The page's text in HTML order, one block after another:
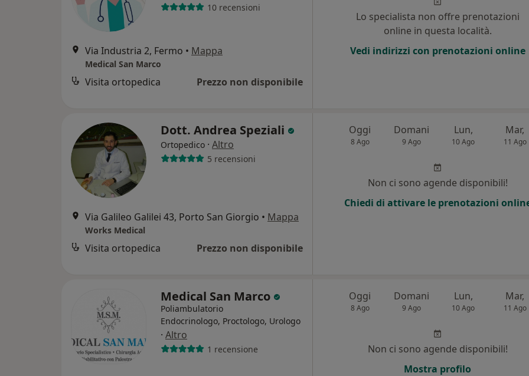
10 recensioni
Via Industria 2, Fermo • Mappa
Medical San Marco
Visita ortopedica Prezzo non disponibile
Lo specialista non offre prenotazioni
online in questa località.
Vedi indirizzi con prenotazioni online
Dott. Andrea Speziali
Ortopedico · Altro
5 recensioni
Via Galileo Galilei 43, Porto San Giorgio • Mappa
Works Medical
Visita ortopedica Prezzo non disponibile
Oggi
8 Ago
Domani
9 Ago
Lun,
10 Ago
Mar,
11 Ago
Non ci sono agende disponibili!
Chiedi di attivare le prenotazioni
Medical San Marco
Poliambulatorio
Endocrinologo, Proctologo, Urologo
· Altro
1 recensione
Oggi
8 Ago
Domani
9 Ago
Lun,
10 Ago
Mar,
11 Ago
Non ci sono agende disponibili!
Mostra profilo